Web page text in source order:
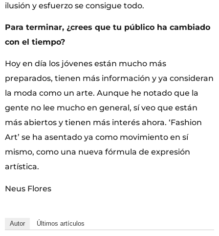
ilusión y esfuerzo se consigue todo.
Para terminar, ¿crees que tu público ha cambiado
con el tiempo?
Hoy en día los jóvenes están mucho más
preparados, tienen más información y ya consideran
la moda como un arte. Aunque he notado que la
gente no lee mucho en general, sí veo que están
más abiertos y tienen más interés ahora. ‘Fashion
Art’ se ha asentado ya como movimiento en sí
mismo, como una nueva fórmula de expresión
artística.
Neus Flores
Autor Últimos artículos